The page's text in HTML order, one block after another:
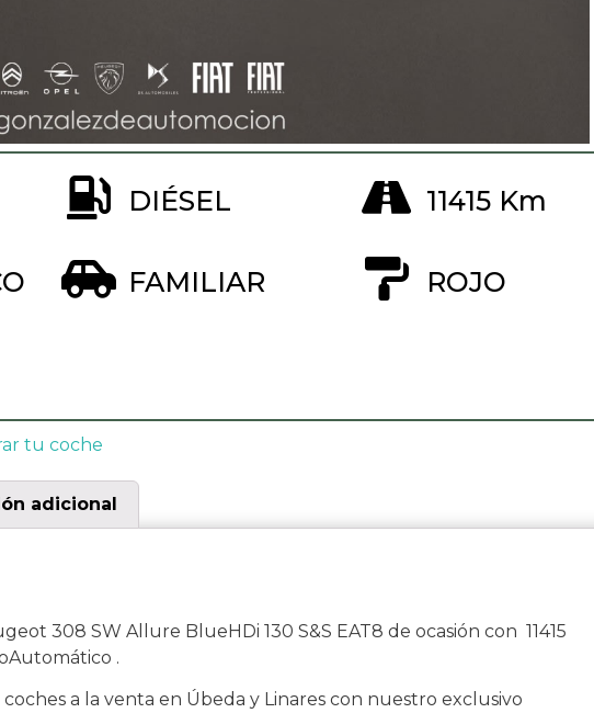
DIÉSEL 11415 Km
FAMILIAR ROJO
tu coche
adicional
308 SW Allure BlueHDi 130 S&S EAT8 de ocasión con 11415
.
a la venta en Úbeda y Linares con nuestro exclusivo